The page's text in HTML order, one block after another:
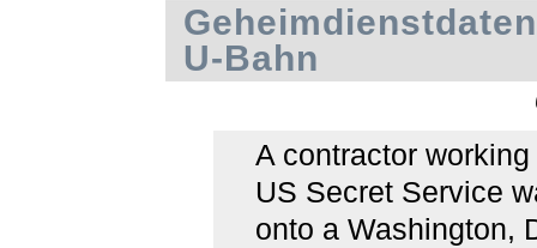
U-Bahn
A contractor working
US Secret Service
onto a Washington,